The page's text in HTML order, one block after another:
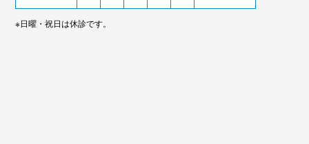
※日曜・祝日は休診です。